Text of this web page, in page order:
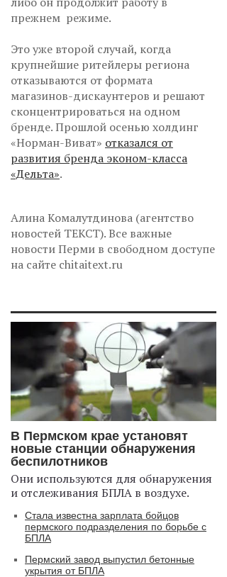
прежнем режиме.
Это уже второй случай, когда
крупнейшие ритейлеры региона
отказываются от формата
магазинов-дискаунтеров и решают
сконцентрироваться на одном
бренде. Прошлой осенью холдинг
«Норман-Виват» отказался от
развития бренда эконом-класса
«Дельта».
Алина Комалутдинова (агентство
новостей ТЕКСТ). Все важные
новости Перми в свободном доступе
на сайте chitaitext.ru
В Пермском крае установят
новые станции обнаружения
беспилотников
Они используются для обнаружения
и отслеживания БПЛА в воздухе.
Стала известна зарплата бойцов
пермского подразделения по борьбе с
БПЛА
Пермский завод выпустил бетонные
укрытия от БПЛА